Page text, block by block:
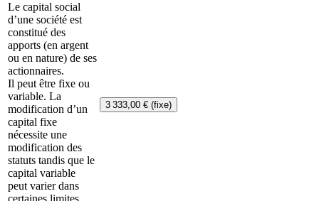
Le capital social
d’une société est
constitué des
apports (en argent
ou en nature) de ses
actionnaires.
Il peut être fixe ou
variable. La
modification d’un
capital fixe
nécessite une
modification des
statuts tandis que le
capital variable
peut varier dans
certaines limites
3 333,00 € (fixe)